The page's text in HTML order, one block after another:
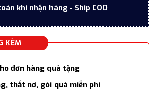
khi nhận hàng - Ship COD
KÈM
đơn hàng quà tặng
thắt nơ, gói quà miễn phí